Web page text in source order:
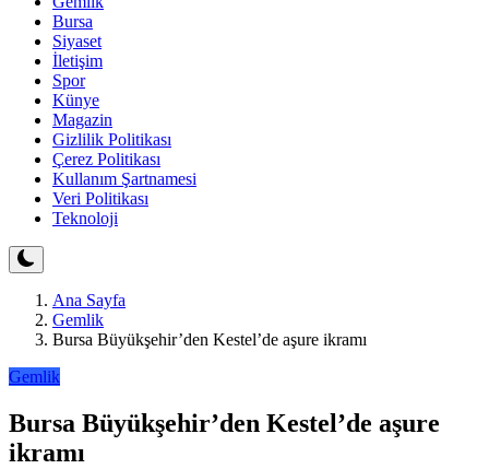
Bursa
Siyaset
İletişim
Spor
Künye
Magazin
Gizlilik Politikası
Çerez Politikası
Kullanım Şartnamesi
Veri Politikası
Teknoloji
Ana Sayfa
Gemlik
Bursa Büyükşehir’den Kestel’de aşure ikramı
Gemlik
Bursa Büyükşehir’den Kestel’de aşure
ikramı